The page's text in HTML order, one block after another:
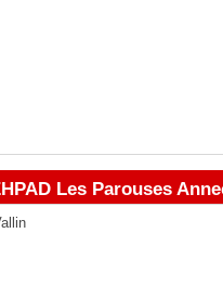
Les Parouses